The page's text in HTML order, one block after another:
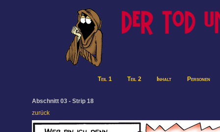
Teil 1 Teil 2 Inhalt Personen
Abschnitt 03 - Strip 18
zurück